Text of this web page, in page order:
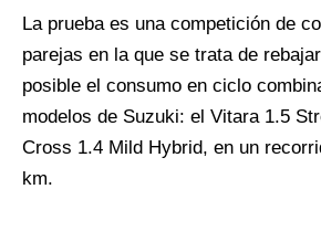
La prueba es una competición de
parejas en la que se trata de
posible el consumo en ciclo
modelos de Suzuki: el Vitara 1.5
Cross 1.4 Mild Hybrid, en un
km.